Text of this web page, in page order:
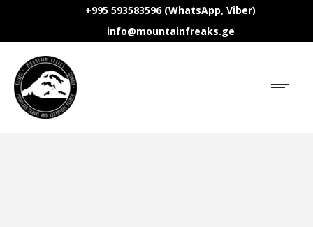
+995 593583596 (WhatsApp, Viber)
info@mountainfreaks.ge